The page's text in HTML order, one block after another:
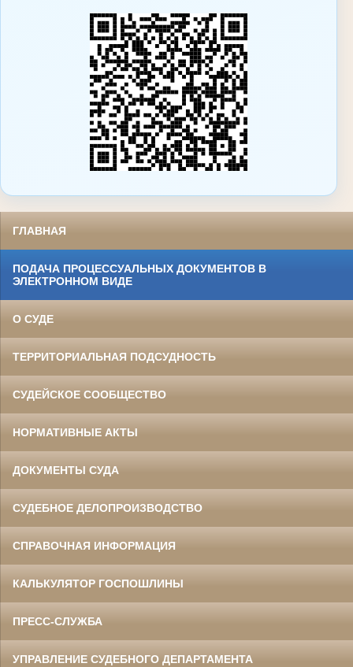
ГЛАВНАЯ
ПОДАЧА ПРОЦЕССУАЛЬНЫХ ДОКУМЕНТОВ В
ЭЛЕКТРОННОМ ВИДЕ
О СУДЕ
ТЕРРИТОРИАЛЬНАЯ ПОДСУДНОСТЬ
СУДЕЙСКОЕ СООБЩЕСТВО
НОРМАТИВНЫЕ АКТЫ
ДОКУМЕНТЫ СУДА
СУДЕБНОЕ ДЕЛОПРОИЗВОДСТВО
СПРАВОЧНАЯ ИНФОРМАЦИЯ
КАЛЬКУЛЯТОР ГОСПОШЛИНЫ
ПРЕСС-СЛУЖБА
УПРАВЛЕНИЕ СУДЕБНОГО ДЕПАРТАМЕНТА